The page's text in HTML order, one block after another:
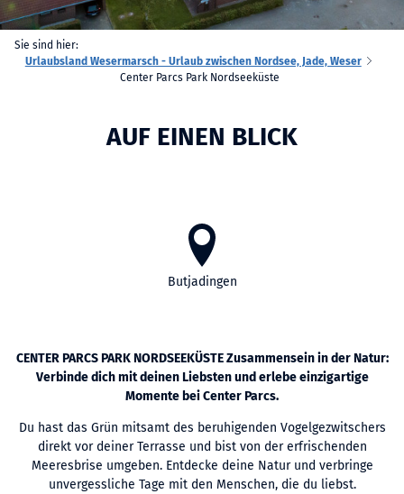
Sie sind hier:
Urlaubsland Wesermarsch - Urlaub zwischen Nordsee, Jade, Weser
Center Parcs Park Nordseeküste
AUF EINEN BLICK
Butjadingen
CENTER PARCS PARK NORDSEEKÜSTE Zusammensein in der Natur:
Verbinde dich mit deinen Liebsten und erlebe einzigartige
Momente bei Center Parcs.
Du hast das Grün mitsamt des beruhigenden Vogelgezwitschers
direkt vor deiner Terrasse und bist von der erfrischenden
Meeresbrise umgeben. Entdecke deine Natur und verbringe
unvergessliche Tage mit den Menschen, die du liebst.